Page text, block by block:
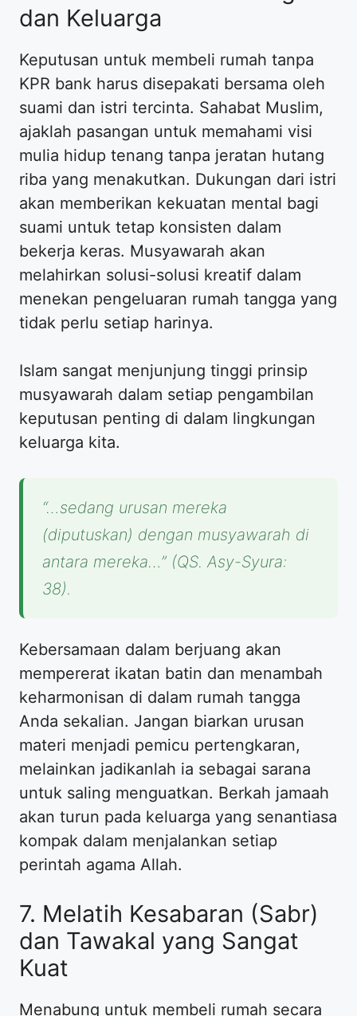
dan Keluarga
Keputusan untuk membeli rumah tanpa
KPR bank harus disepakati bersama oleh
suami dan istri tercinta. Sahabat Muslim,
ajaklah pasangan untuk memahami visi
mulia hidup tenang tanpa jeratan hutang
riba yang menakutkan. Dukungan dari istri
akan memberikan kekuatan mental bagi
suami untuk tetap konsisten dalam
bekerja keras. Musyawarah akan
melahirkan solusi-solusi kreatif dalam
menekan pengeluaran rumah tangga yang
tidak perlu setiap harinya.
Islam sangat menjunjung tinggi prinsip
musyawarah dalam setiap pengambilan
keputusan penting di dalam lingkungan
keluarga kita.
“…sedang urusan mereka
(diputuskan) dengan musyawarah di
antara mereka…” (QS. Asy-Syura:
38).
Kebersamaan dalam berjuang akan
mempererat ikatan batin dan menambah
keharmonisan di dalam rumah tangga
Anda sekalian. Jangan biarkan urusan
materi menjadi pemicu pertengkaran,
melainkan jadikanlah ia sebagai sarana
untuk saling menguatkan. Berkah jamaah
akan turun pada keluarga yang senantiasa
kompak dalam menjalankan setiap
perintah agama Allah.
7. Melatih Kesabaran (Sabr)
dan Tawakal yang Sangat
Kuat
Menabung untuk membeli rumah secara